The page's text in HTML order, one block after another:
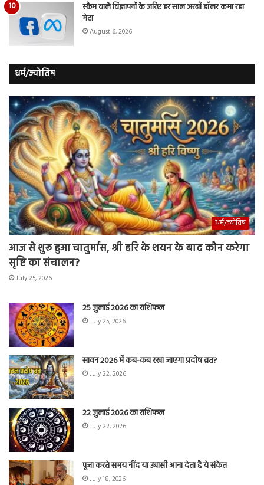
स्कैम वाले विज्ञापनों के जरिए हर साल अरबों डॉलर कमा रहा
मेटा
August 6, 2026
धर्म/ज्योतिष
धर्म/ज्योतिष
आज से शुरू हुआ चातुर्मास, श्री हरि के शयन के बाद कौन करेगा
सृष्टि का संचालन?
July 25, 2026
25 जुलाई 2026 का राशिफल
July 25, 2026
सावन 2026 में कब-कब रखा जाएगा प्रदोष व्रत?
July 22, 2026
22 जुलाई 2026 का राशिफल
July 22, 2026
पूजा करते समय नींद या उबासी आना देता है ये संकेत
July 18, 2026